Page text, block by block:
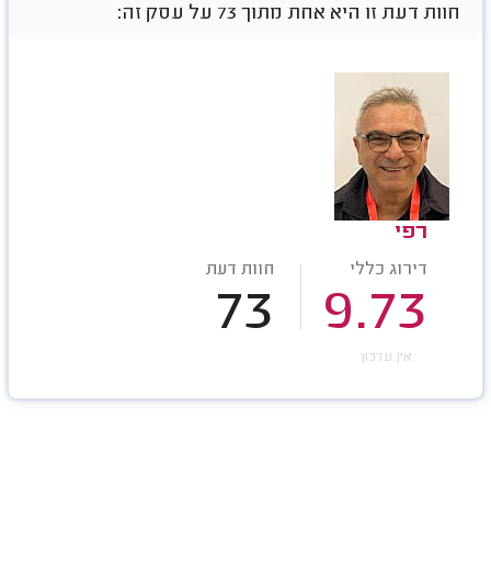
חוות דעת זו היא אחת מתוך 73 על עסק זה:
רפי
דירוג כללי
9.73
חוות דעת
73
אין עדכון